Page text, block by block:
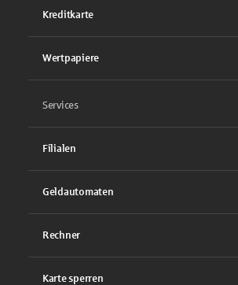
Kreditkarte
Wertpapiere
Services
Filialen
Geldautomaten
Rechner
Karte sperren